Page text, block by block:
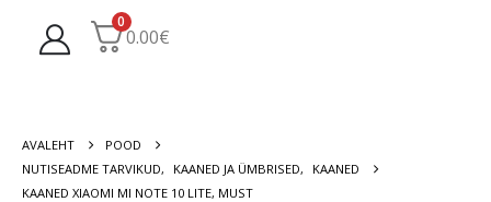
0
0.00€
AVALEHT
POOD
NUTISEADME TARVIKUD, KAANED JA ÜMBRISED,
KAANED
KAANED XIAOMI MI NOTE 10 LITE, MUST